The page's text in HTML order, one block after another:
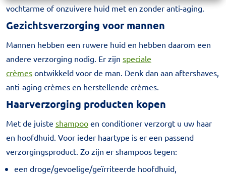
vochtarme of onzuivere huid met en zonder anti-aging.
Gezichtsverzorging voor mannen
Mannen hebben een ruwere huid en hebben daarom een
andere verzorging nodig. Er zijn speciale
crèmes ontwikkeld voor de man. Denk dan aan aftershaves,
anti-aging crèmes en herstellende crèmes.
Haarverzorging producten kopen
Met de juiste shampoo en conditioner verzorgt u uw haar
en hoofdhuid. Voor ieder haartype is er een passend
verzorgingsproduct. Zo zijn er shampoos tegen:
een droge/gevoelige/geïrriteerde hoofdhuid,